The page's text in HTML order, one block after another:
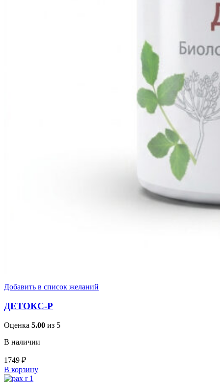
Добавить в список желаний
ДЕТОКС-Р
Оценка 5.00 из 5
В наличии
1749 ₽
В корзину